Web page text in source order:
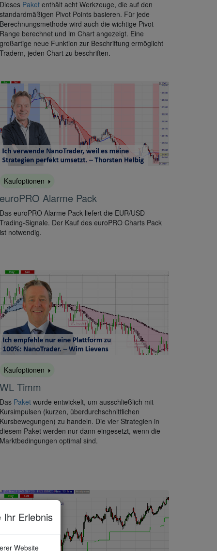
Dieses Paket enthält acht Werkzeuge, die auf den
standardmäßigen Pivot Points basieren. Für jede
Berechnungsmethode wird auch die wichtige Pivot
Range berechnet und im Chart angezeigt. Eine
großartige neue Funktion zur Beschriftung ermöglicht
Tradern, jeden Chart zu beschriften.
Kaufoptionen
euroPRO Alarme Pack
Das euroPRO Alarme Pack liefert die EUR/USD
Trading-Signale. Der Kauf des euroPRO Charts Pack
ist notwendig.
Kaufoptionen
WL Timm
Das Paket wurde entwickelt, um ausschließlich mit
Kursimpulsen (kurzen, überdurchschnittlichen
Kursbewegungen) zu handeln. Die vier Strategien in
diesem Paket werden nur dann eingesetzt, wenn die
Marktbedingungen optimal sind.
Ihr Erlebnis
Website